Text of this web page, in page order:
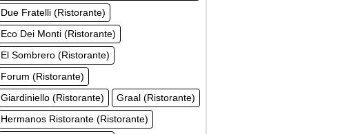
Due Fratelli (Ristorante)
Eco Dei Monti (Ristorante)
El Sombrero (Ristorante)
Forum (Ristorante)
Giardiniello (Ristorante)
Graal (Ristorante)
Hermanos Ristorante (Ristorante)